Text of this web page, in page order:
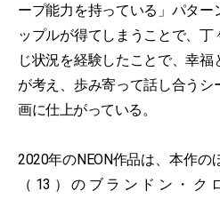
ープ能力を持っている」パタ
ップルが得てしまうことで、
じ状況を経験したことで、幸
が考え、歩み寄って話し合う
画に仕上がっている。
2020年のNEON作品は、本作の
（13）のブランドン・ク